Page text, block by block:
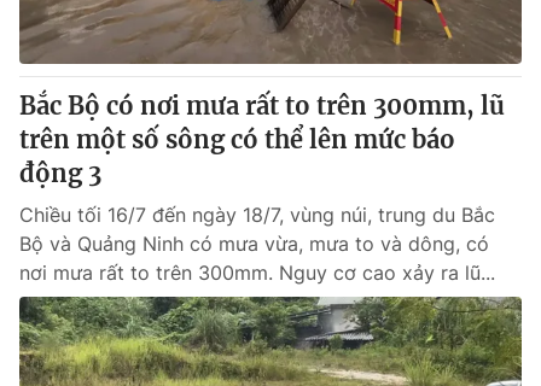
Thị trường
Tư vấn
Lịch phát sóng
Chuyên mục khác
Emagazine Podcast
Photo Infographic
Video Shorts video
VTV Money VTV Thể thao
Bắc Bộ có nơi mưa rất to trên 300mm, lũ
trên một số sông có thể lên mức báo
động 3
Chiều tối 16/7 đến ngày 18/7, vùng núi, trung du Bắc
Bộ và Quảng Ninh có mưa vừa, mưa to và dông, có
nơi mưa rất to trên 300mm. Nguy cơ cao xảy ra lũ...